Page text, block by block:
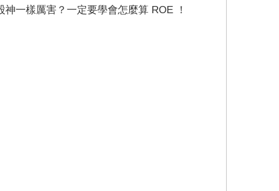
一樣厲害？一定要學會怎麼算 ROE ！